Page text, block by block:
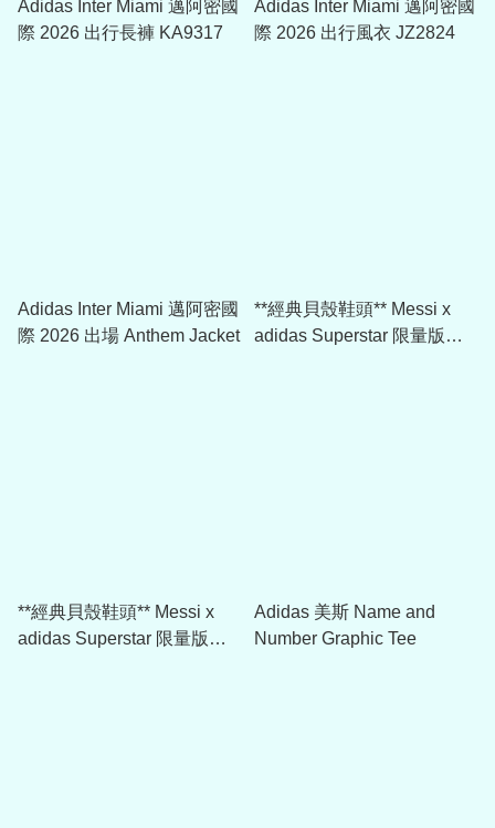
Adidas Inter Miami 邁阿密國
際 2026 出行長褲 KA9317
Adidas Inter Miami 邁阿密國
際 2026 出行風衣 JZ2824
Adidas Inter Miami 邁阿密國
際 2026 出場 Anthem Jacket
**經典貝殼鞋頭** Messi x
adidas Superstar 限量版球
**經典貝殼鞋頭** Messi x
adidas Superstar 限量版球
Adidas 美斯 Name and
Number Graphic Tee